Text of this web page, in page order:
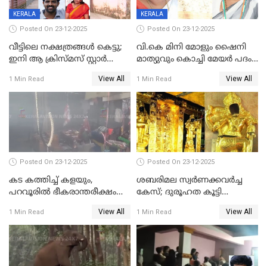
KERALA
Posted On 23-12-2025
വീട്ടിലെ നക്ഷത്രങ്ങൾ കെട്ടു;
ഇനി ആ ക്രിസ്മസ് സ്റ്റാർ
വേണ്ടിയുള്ള
പിടിവലിക്കിടയിൽ
അപ്പൂപ്പനെതിരെ പോക്സോ
കേസ് ഒടുവിൽ 4 ജീവനുകൾ
പൊലിഞ്ഞു
1 Min Read View All
KERALA
Posted On 23-12-2025
വി.കെ മിനി മോളും ഷൈനി
മാത്യുവും കൊച്ചി മേയർ പദം
മേയറാകില്ല
1 Min Read View All
Posted On 23-12-2025
കട കത്തിച്ച് കളയും,
പറവൂരില്‍ ഭീകരാന്തരീക്ഷം
1 Min Read View All
Posted On 23-12-2025
ശബരിമല സ്വര്‍ണക്കവര്‍ച്ച
കേസ്; ദുരൂഹത കൂട്ടി
1 Min Read View All